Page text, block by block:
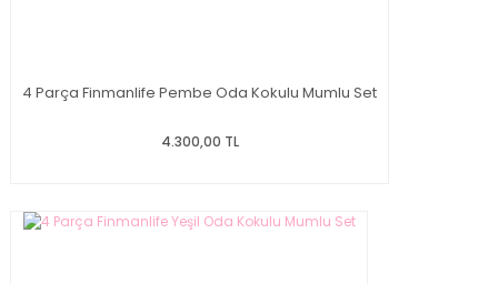
4 Parça Finmanlife Pembe Oda Kokulu Mumlu Set
4.300,00 TL